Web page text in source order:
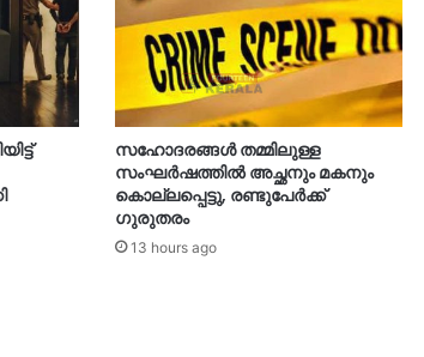
സഹോദരങ്ങൾ തമ്മിലുള്ള
സംഘർഷത്തിൽ അച്ഛനും മകനും
കൊല്ലപ്പെട്ടു, രണ്ടുപേർക്ക്
ഗുരുതരം
13 hours ago